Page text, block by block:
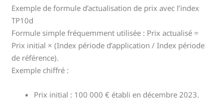
Exemple de formule d’actualisation de prix avec l’index
TP10d
Formule simple fréquemment utilisée : Prix actualisé =
Prix initial × (Index période d’application / Index période
de référence).
Exemple chiffré :
Prix initial : 100 000 € établi en décembre 2023.